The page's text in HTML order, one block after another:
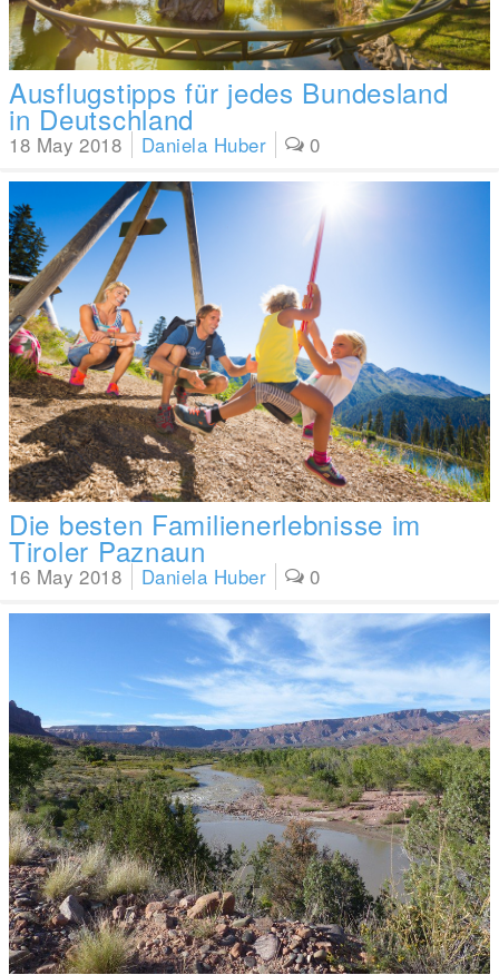
18 May 2018 Daniela Huber 0
Ausflugstipps für jedes Bundesland
in Deutschland
16 May 2018 Daniela Huber 0
Die besten Familienerlebnisse im
Tiroler Paznaun